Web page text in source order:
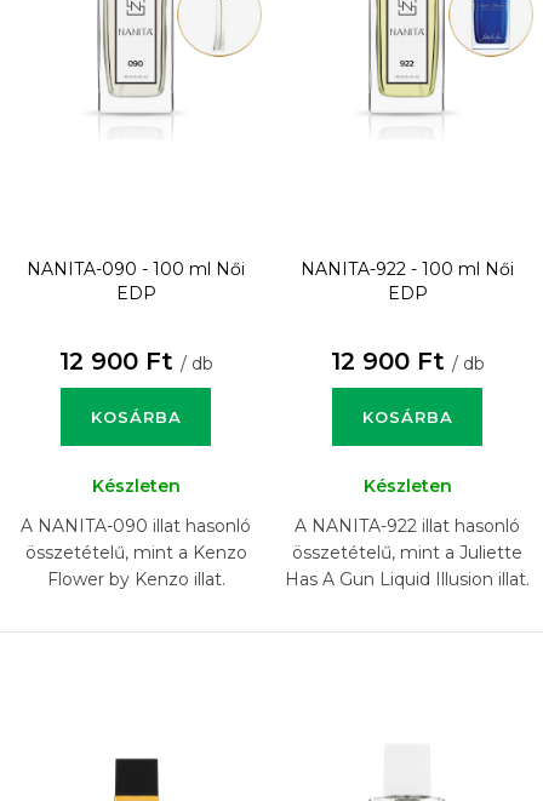
NANITA-090 - 100 ml
Női
EDP
12 900 Ft / db
KOSÁRBA
Készleten
A NANITA-090 illat hasonló
összetételű, mint a Kenzo
Flower by Kenzo illat.
NANITA-922 - 100 ml
Női
EDP
12 900 Ft / db
KOSÁRBA
Készleten
A NANITA-922 illat hasonló
összetételű, mint a Juliette
Has A Gun Liquid Illusion illat.